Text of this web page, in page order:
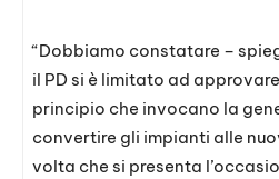
“Dobbiamo constatare –
il PD si è limitato ad
principio che invocano la
convertire gli impianti alle
volta che si presenta